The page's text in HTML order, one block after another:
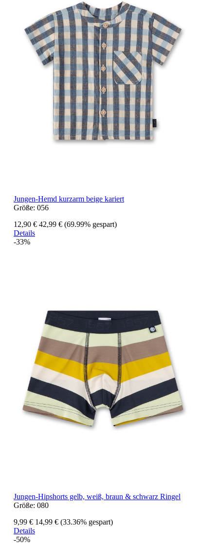
Jungen-Hemd kurzarm beige kariert
Größe: 056
12,90 € 42,99 € (69.99% gespart)
Details
-33%
Jungen-Hipshorts gelb, weiß, braun & schwarz Ringel
Größe: 080
9,99 € 14,99 € (33.36% gespart)
Details
-50%